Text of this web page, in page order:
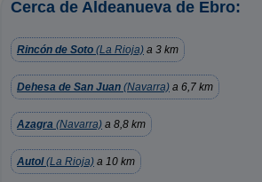
Cerca de Aldeanueva de Ebro:
Rincón de Soto (La Rioja) a 3 km
Dehesa de San Juan (Navarra) a 6,7 km
Azagra (Navarra) a 8,8 km
Autol(La Rioja) a 10 km